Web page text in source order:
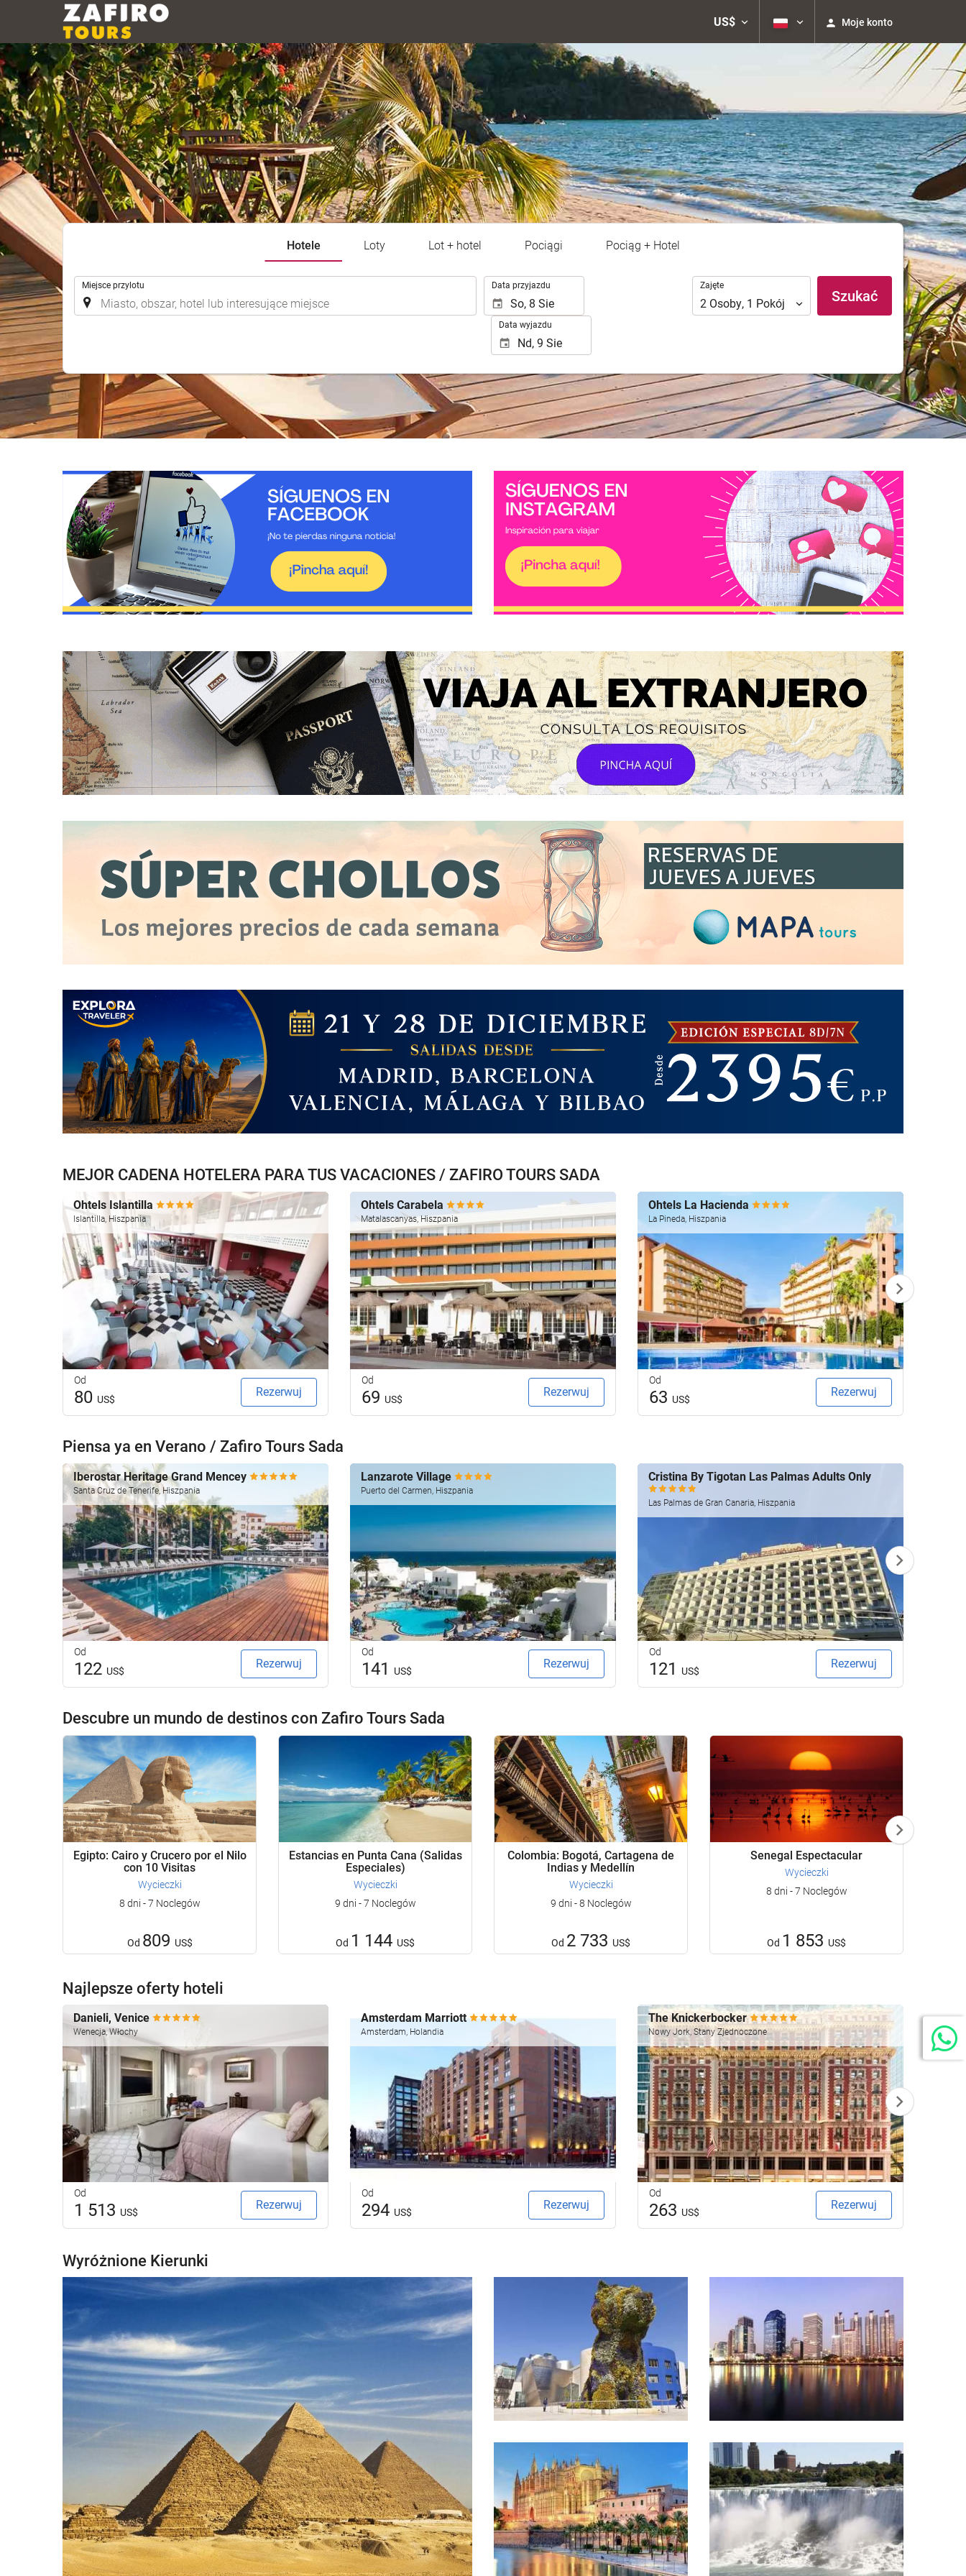
US$ Moje konto
Hotele Loty Lot + hotel Pociągi Pociąg + Hotel
Miejsce przylotu Data przyjazdu
Data wyjazdu
Zajęte
Zajęte
2 Osoby, 1 Pokój Szukać
MEJOR CADENA HOTELERA PARA TUS VACACIONES / ZAFIRO TOURS SADA
Ohtels Islantilla
Islantilla, Hiszpania
Od
80 US$
Rezerwuj
Ohtels Carabela
Matalascanyas, Hiszpania
Od
69 US$
Rezerwuj
Ohtels La Hacienda
La Pineda, Hiszpania
Od
63 US$
Rezerwuj
Piensa ya en Verano / Zafiro Tours Sada
Iberostar Heritage Grand Mencey
Santa Cruz de Tenerife, Hiszpania
Od
122 US$
Rezerwuj
Lanzarote Village
Puerto del Carmen, Hiszpania
Od
141 US$
Rezerwuj
Cristina By Tigotan Las Palmas Adults Only
Las Palmas de Gran Canaria, Hiszpania
Od
121 US$
Rezerwuj
Descubre un mundo de destinos con Zafiro Tours Sada
Egipto: Cairo y Crucero por el Nilo
con 10 Visitas
Wycieczki
8 dni - 7 Noclegów
Od 809 US$
Estancias en Punta Cana (Salidas
Especiales)
Wycieczki
9 dni - 7 Noclegów
Od 1 144 US$
Colombia: Bogotá, Cartagena de
Indias y Medellín
Wycieczki
9 dni - 8 Noclegów
Od 2 733 US$
Senegal Espectacular
Wycieczki
8 dni - 7 Noclegów
Od 1 853 US$
Najlepsze oferty hoteli
Danieli, Venice
Wenecja, Włochy
Od
1 513 US$
Rezerwuj
Amsterdam Marriott
Amsterdam, Holandia
Od
294 US$
Rezerwuj
The Knickerbocker
Nowy Jork, Stany Zjednoczone
Od
263 US$
Rezerwuj
Four
Las
Wyróżnione Kierunki